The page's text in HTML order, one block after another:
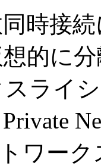
時接
的に
ライ
Private
ワー